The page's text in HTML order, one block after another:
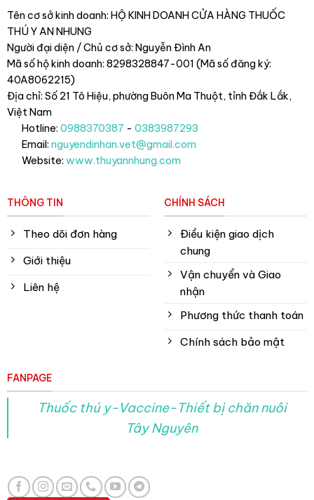
Tên cơ sở kinh doanh: HỘ KINH DOANH CỬA HÀNG THUỐC
THÚ Y AN NHUNG
Người đại diện / Chủ cơ sở: Nguyễn Đình An
Mã số hộ kinh doanh: 8298328847-001 (Mã số đăng ký:
40A8062215)
Địa chỉ: Số 21 Tô Hiệu, phường Buôn Ma Thuột, tỉnh Đắk Lắk,
Việt Nam
Hotline: 0988370387 - 0383987293
Email: nguyendinhan.vet@gmail.com
Website: www.thuyannhung.com
THÔNG TIN
Theo dõi đơn hàng
Giới thiệu
Liên hệ
CHÍNH SÁCH
Điều kiện giao dịch
chung
Vận chuyển và Giao
nhận
Phương thức thanh toán
Chính sách bảo mật
FANPAGE
Thuốc thú y-Vaccine-Thiết bị chăn nuôi
Tây Nguyên